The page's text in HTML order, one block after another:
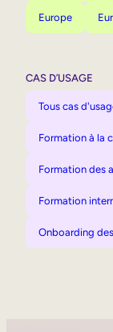
Europe
CAS D’USAGE
Tous cas
Formation à la
Formation des
Formation
Onboarding